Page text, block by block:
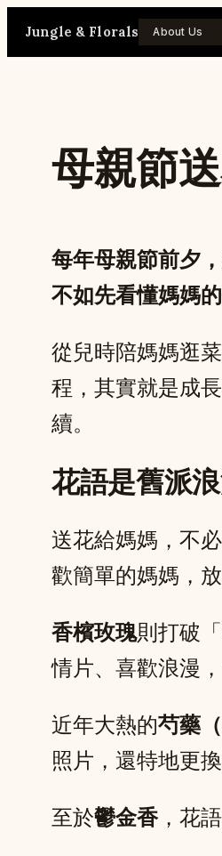
Skip
Jungle & Florals About Us
母親節
每年母親節前夕
不如先看懂媽媽
從兒時陪媽媽逛
程，其實就是成
續。
花語是舊派
送花給媽媽，不
歡簡單的媽媽，
香檳玫瑰則打破
情片、喜歡浪漫
近年大熱的芍藥（
照片，還特地更
至於鬱金香，花